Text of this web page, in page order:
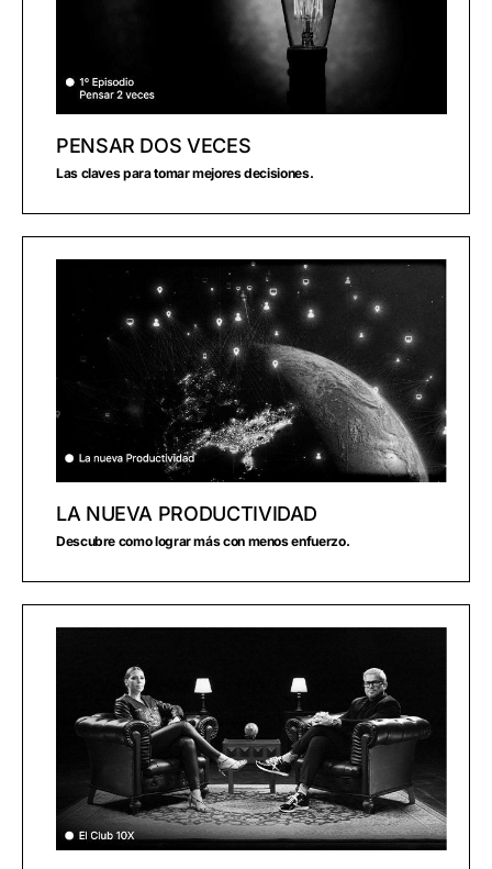
PENSAR DOS VECES
Las claves para tomar mejores decisiones.
LA NUEVA PRODUCTIVIDAD
Descubre como lograr más con menos enfuerzo.